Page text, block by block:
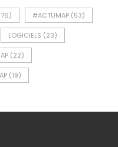
#ACTUMAP (53)
LOGICIELS (23)
(22)
(19)